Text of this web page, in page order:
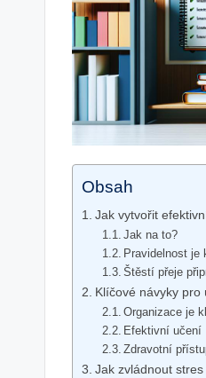
Obsah
Jak vytvořit
Jak na to?
Pravidelnost je
Štěstí přeje
Klíčové návyky pro
Organizace je
Efektivní učení
Zdravotní
Jak zvládnout